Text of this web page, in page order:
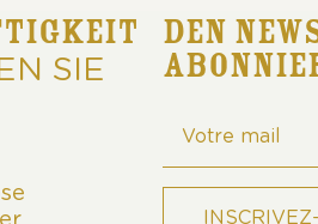
SIE
DEN
Sehr